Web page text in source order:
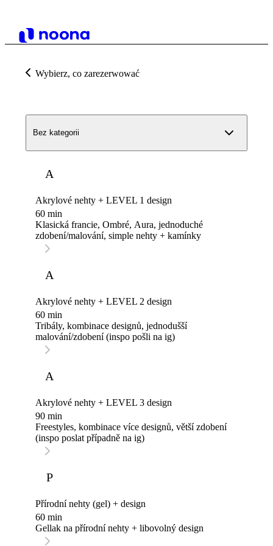
Wybierz, co zarezerwować
Bez kategorii
A
Akrylové nehty + LEVEL 1 design
60 min
Klasická francie, Ombré, Aura, jednoduché
zdobení/malování, simple nehty + kamínky
A
Akrylové nehty + LEVEL 2 design
60 min
Tribály, kombinace designů, jednodušší
malování/zdobení (inspo pošli na ig)
A
Akrylové nehty + LEVEL 3 design
90 min
Freestyles, kombinace více designů, větší zdobení
(inspo poslat případně na ig)
P
Přírodní nehty (gel) + design
60 min
Gellak na přírodní nehty + libovolný design